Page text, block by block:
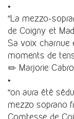
•
“La mezzo-
de Coigny et
Sa voix charnue
moments de
✏️ Marjorie
•
“on aura été
mezzo soprano